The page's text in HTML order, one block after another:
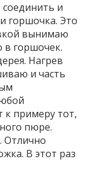
и
горшочка. Это
вынимаю
горшочек.
Нагрев
и часть
к примеру тот,
пюре.
Отлично
В этот раз